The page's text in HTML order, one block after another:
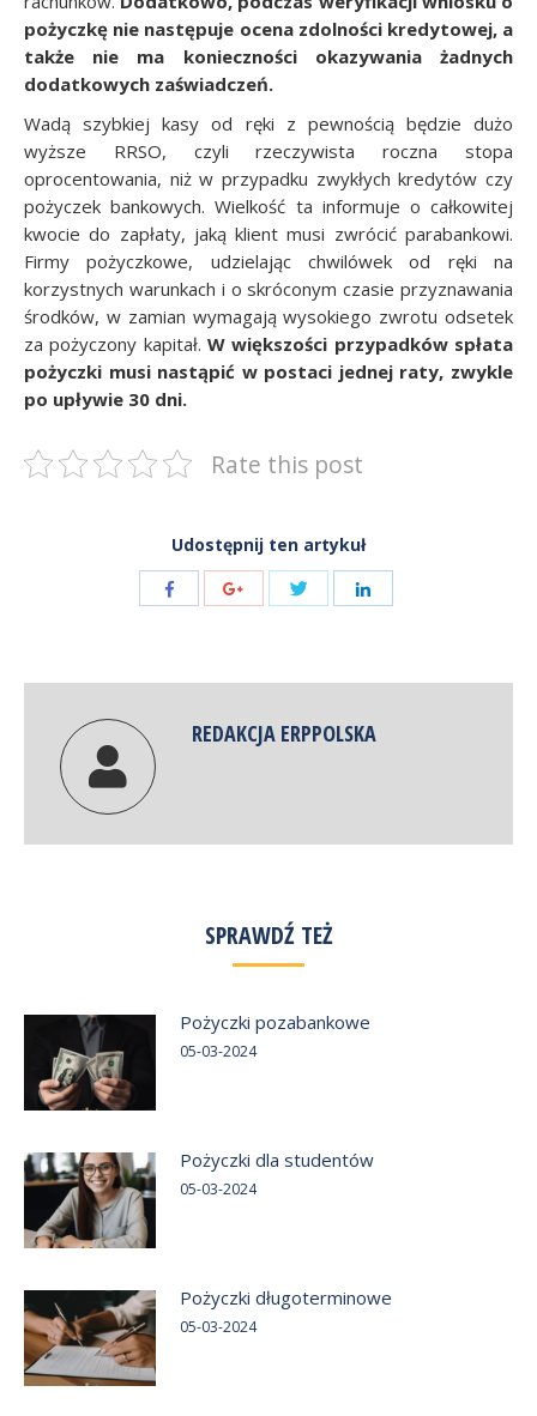
pożyczkę nie następuje ocena zdolności kredytowej, a
także nie ma konieczności okazywania żadnych
dodatkowych zaświadczeń.
Wadą szybkiej kasy od ręki z pewnością będzie dużo
wyższe RRSO, czyli rzeczywista roczna stopa
oprocentowania, niż w przypadku zwykłych kredytów czy
pożyczek bankowych. Wielkość ta informuje o całkowitej
kwocie do zapłaty, jaką klient musi zwrócić parabankowi.
Firmy pożyczkowe, udzielając chwilówek od ręki na
korzystnych warunkach i o skróconym czasie przyznawania
środków, w zamian wymagają wysokiego zwrotu odsetek
za pożyczony kapitał. W większości przypadków spłata
pożyczki musi nastąpić w postaci jednej raty, zwykle
po upływie 30 dni.
Rate this post
Udostępnij ten artykuł
Share
Share
Share
REDAKCJA ERPPOLSKA
SPRAWDŹ TEŻ
Pożyczki pozabankowe
05-03-2024
Pożyczki dla studentów
05-03-2024
Pożyczki długoterminowe
05-03-2024